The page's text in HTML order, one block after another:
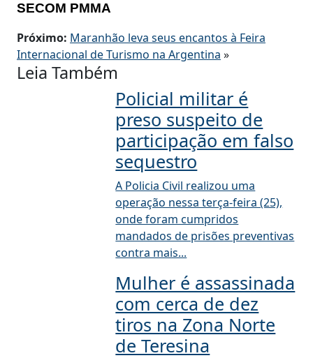
SECOM PMMA
Próximo: Maranhão leva seus encantos à Feira
Internacional de Turismo na Argentina »
Leia Também
Policial militar é
preso suspeito de
participação em falso
sequestro
A Policia Civil realizou uma
operação nessa terça-feira (25),
onde foram cumpridos
mandados de prisões preventivas
contra mais...
Mulher é assassinada
com cerca de dez
tiros na Zona Norte
de Teresina